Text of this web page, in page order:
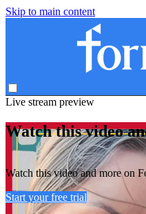
Skip to main content
Live stream preview
Watch this video
Watch this video and more on
Start your free trial